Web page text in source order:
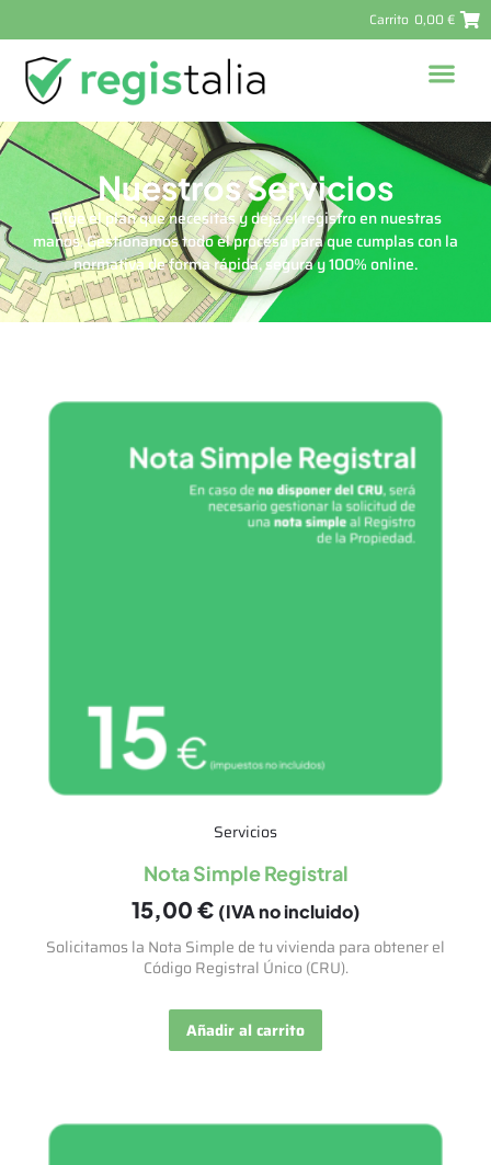
Carrito 0,00 €
Nuestros Servicios
Elige el plan que necesitas y deja el registro en nuestras
manos. Gestionamos todo el proceso para que cumplas con la
normativa de forma rápida, segura y 100% online.
Servicios
Nota Simple Registral
15,00 € (IVA no incluido)
Solicitamos la Nota Simple de tu vivienda para obtener el
Código Registral Único (CRU).
Añadir al carrito